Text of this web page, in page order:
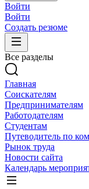
Войти
Войти
Создать резюме
Все разделы
Главная
Соискателям
Предпринимателям
Работодателям
Студентам
Путеводитель по
Рынок труда
Новости сайта
Календарь